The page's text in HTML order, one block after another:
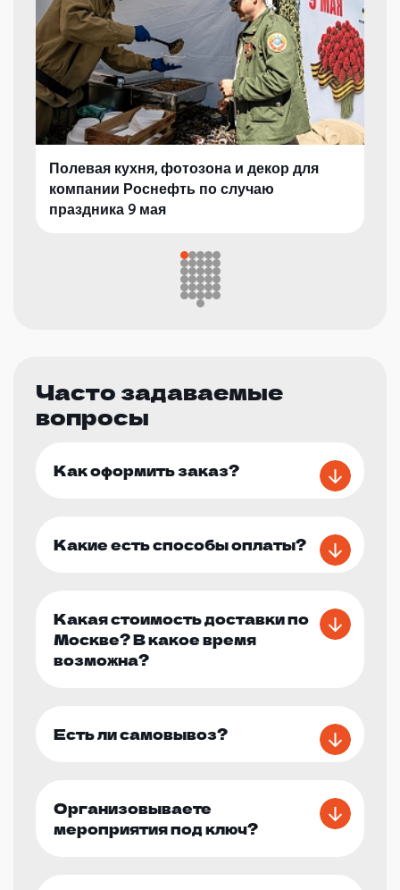
Полевая кухня, фотозона и декор для
компании Роснефть по случаю
праздника 9 мая
Часто задаваемые
вопросы
Как оформить заказ?
Какие есть способы оплаты?
Какая стоимость доставки по
Москве? В какое время
возможна?
Есть ли самовывоз?
Организовываете
мероприятия под ключ?